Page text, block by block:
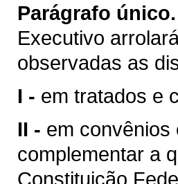
Parágrafo único.
Executivo
observadas as
I - em tratados e
II - em convênios
complementar a
Constituição